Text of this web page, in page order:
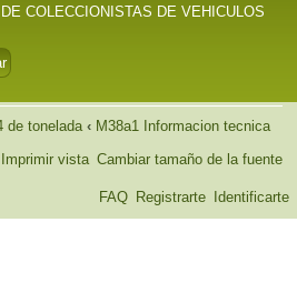
COLECCIONISTAS DE VEHICULOS
de tonelada ‹ M38a1 Informacion tecnica
Cambiar tamaño de la fuente
Imprimir vista
FAQ Registrarte Identificarte